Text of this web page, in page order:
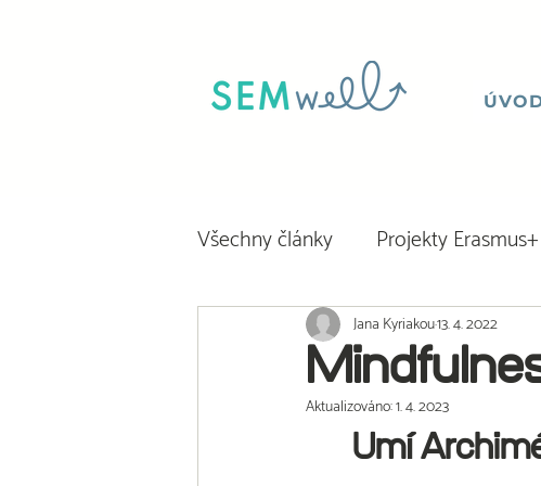
Všechny články Projekty Erasmus+
Jana Kyriakou13. 4. 2022
Aktualizováno:1. 4. 2023
Umí